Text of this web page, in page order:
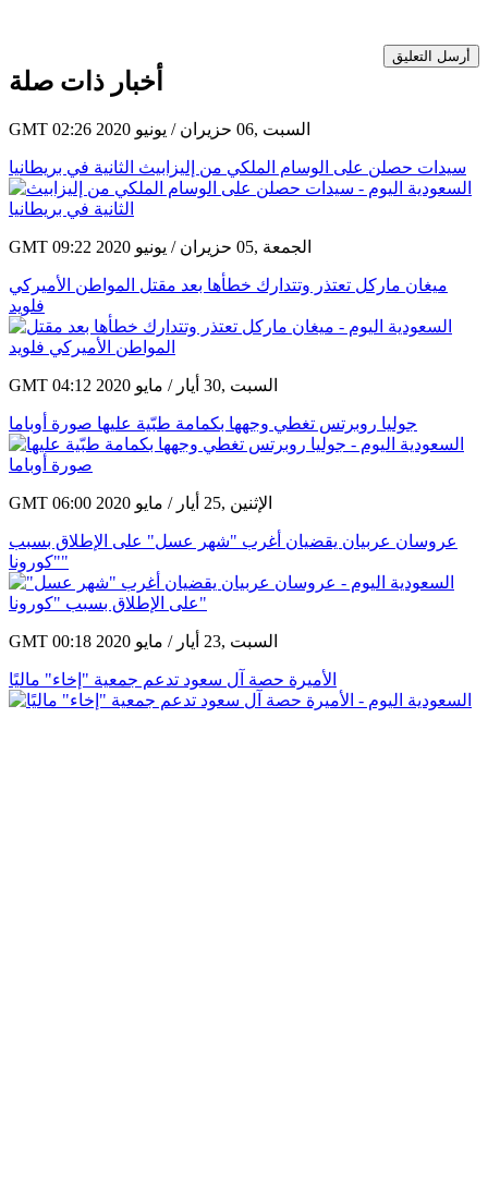
أرسل التعليق
أخبار ذات صلة
GMT 02:26 2020 السبت ,06 حزيران / يونيو
سيدات حصلن على الوسام الملكي من إليزابيث الثانية في بريطانيا
GMT 09:22 2020 الجمعة ,05 حزيران / يونيو
ميغان ماركل تعتذر وتتدارك خطأها بعد مقتل المواطن الأميركي
فلويد
GMT 04:12 2020 السبت ,30 أيار / مايو
جوليا روبرتس تغطي وجهها بكمامة طبّية عليها صورة أوباما
GMT 06:00 2020 الإثنين ,25 أيار / مايو
عروسان عربيان يقضيان أغرب "شهر عسل" على الإطلاق بسبب
"كورونا"
GMT 00:18 2020 السبت ,23 أيار / مايو
الأميرة حصة آل سعود تدعم جمعية "إخاء" ماليًا